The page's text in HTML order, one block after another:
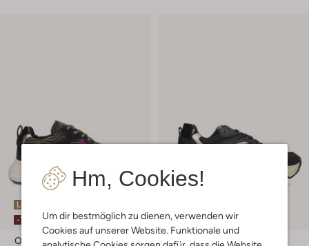
Hm, Cookies!
Um dir bestmöglich zu dienen, verwenden wir
Cookies auf unserer Website. Funktionale und
Letzte Größen
-70%
Omoda
-50%
Omoda